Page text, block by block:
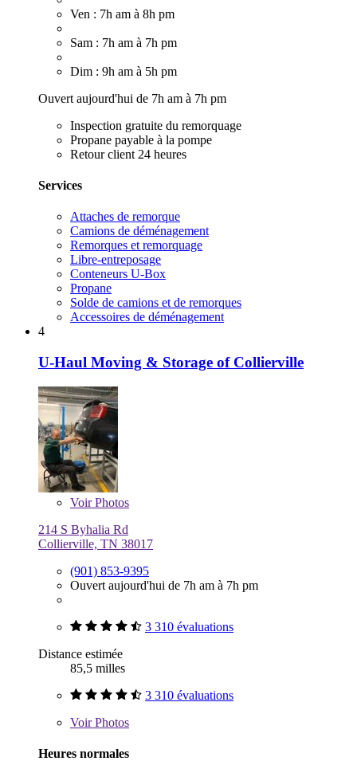
Ven : 7h am à 8h pm
Sam : 7h am à 7h pm
Dim : 9h am à 5h pm
Ouvert aujourd'hui de 7h am à 7h pm
Inspection gratuite du remorquage
Propane payable à la pompe
Retour client 24 heures
Services
Attaches de remorque
Camions de déménagement
Remorques et remorquage
Libre-entreposage
Conteneurs U-Box
Propane
Solde de camions et de remorques
Accessoires de déménagement
4
U-Haul Moving & Storage of Collierville
VoirPhotos
214 S Byhalia Rd
Collierville, TN 38017
(901) 853-9395
Ouvert aujourd'hui de 7h am à 7h pm
3 310 évaluations
Distance estimée
85,5 milles
3 310 évaluations
VoirPhotos
Heures normales